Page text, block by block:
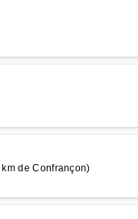
de Confrançon)